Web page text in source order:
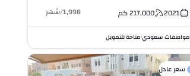
2021
217,000كم 1,998
/شهر
مواصفات سعودي•متاحة للتمويل
سعر عادل